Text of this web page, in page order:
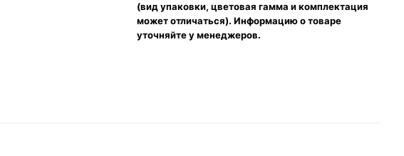
(вид упаковки, цветовая гамма и комплектация
может отличаться). Информацию о товаре
уточняйте у менеджеров.